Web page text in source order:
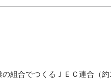
組合でつくるＪＥＣ連合（